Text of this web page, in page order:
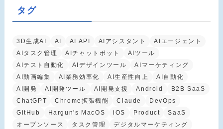
タグ
3D生成AI AI AI API AIアシスタント
AIエージェント
AIタスク管理
AIチャットボット
AIツール
AIテスト自動化
AIデザインツール
AIマーケティング
AI動画編集
AI業務効率化 AI生産性向上
AI自動化
AI開発
AI開発ツール AI開発支援 Android
B2B SaaS
ChatGPT
Chrome拡張機能 Claude
DevOps
GitHub
Hargun's MacOS iOS Product
SaaS
オープンソース
タスク管理
デジタルマーケティング